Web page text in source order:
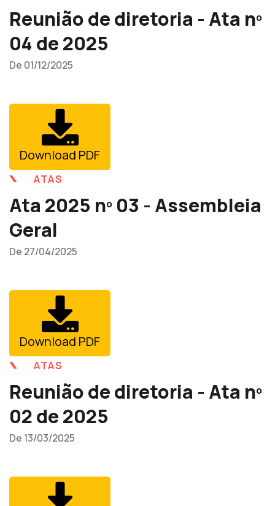
Reunião de diretoria - Ata nº
04 de 2025
De 01/12/2025
Download PDF
ATAS
Ata 2025 nº 03 - Assembleia
Geral
De 27/04/2025
Download PDF
ATAS
Reunião de diretoria - Ata nº
02 de 2025
De 13/03/2025